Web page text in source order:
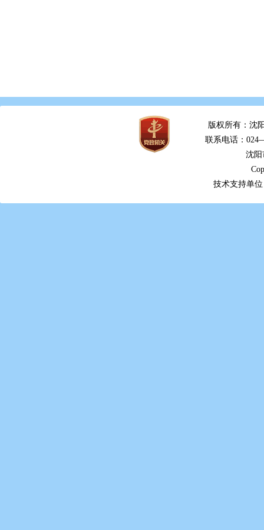
版权所有：沈
联系电话：
沈阳
技术支持单